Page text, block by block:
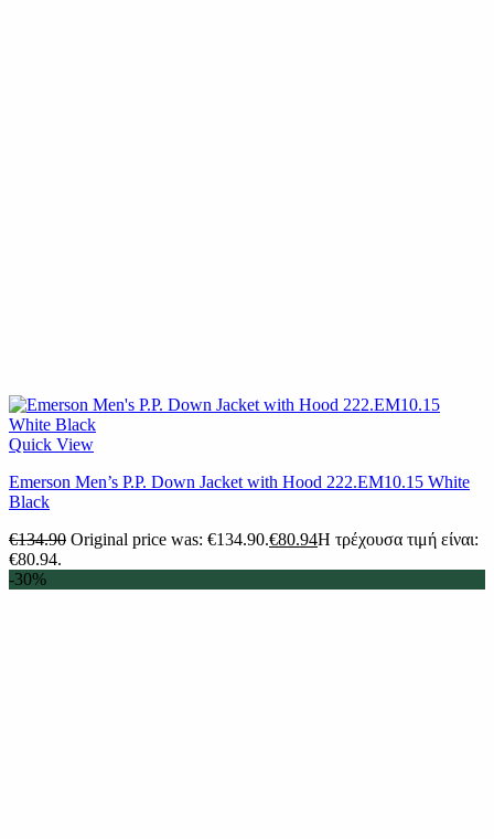
Quick View
Emerson Men’s P.P. Down Jacket with Hood 222.EM10.15 White
Black
€134.90 Original price was: €134.90.€80.94Η τρέχουσα τιμή είναι:
€80.94.
-30%